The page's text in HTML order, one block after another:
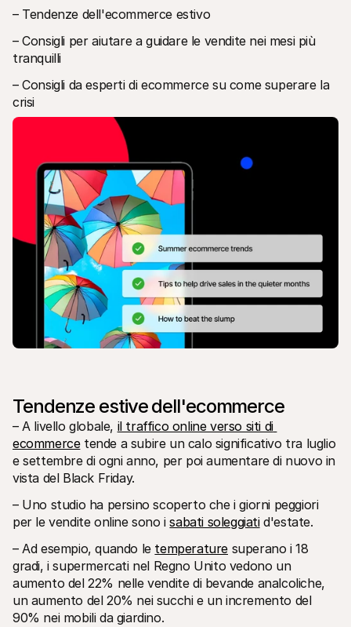
– Tendenze dell'ecommerce estivo
– Consigli per aiutare a guidare le vendite nei mesi più
tranquilli
– Consigli da esperti di ecommerce su come superare la
crisi
Tendenze estive dell'ecommerce
– A livello globale, il traffico online verso siti di
ecommerce tende a subire un calo significativo tra luglio
e settembre di ogni anno, per poi aumentare di nuovo in
vista del Black Friday.
– Uno studio ha persino scoperto che i giorni peggiori
per le vendite online sono i sabati soleggiati d'estate.
– Ad esempio, quando le temperature superano i 18
gradi, i supermercati nel Regno Unito vedono un
aumento del 22% nelle vendite di bevande analcoliche,
un aumento del 20% nei succhi e un incremento del
90% nei mobili da giardino.